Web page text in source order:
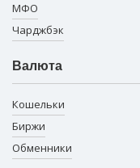
МФО
Чарджбэк
Валюта
Кошельки
Биржи
Обменники